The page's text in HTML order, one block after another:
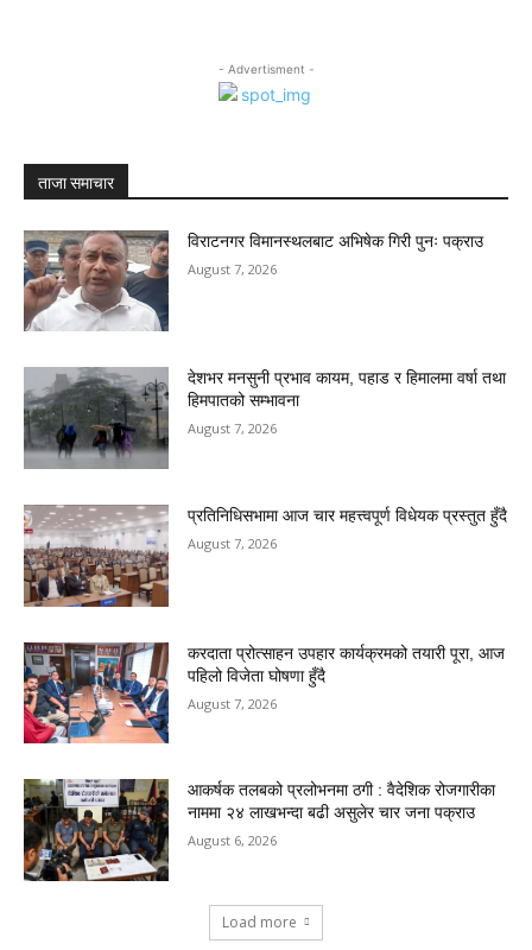
- Advertisment -
ताजा समाचार
विराटनगर विमानस्थलबाट अभिषेक गिरी पुनः पक्राउ
August 7, 2026
देशभर मनसुनी प्रभाव कायम, पहाड र हिमालमा वर्षा तथा
हिमपातको सम्भावना
August 7, 2026
प्रतिनिधिसभामा आज चार महत्त्वपूर्ण विधेयक प्रस्तुत हुँदै
August 7, 2026
करदाता प्रोत्साहन उपहार कार्यक्रमको तयारी पूरा, आज
पहिलो विजेता घोषणा हुँदै
August 7, 2026
आकर्षक तलबको प्रलोभनमा ठगी : वैदेशिक रोजगारीका
नाममा २४ लाखभन्दा बढी असुलेर चार जना पक्राउ
August 6, 2026
Load more